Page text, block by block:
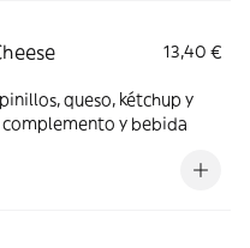
13,40 €
queso, kétchup y
complemento y bebida